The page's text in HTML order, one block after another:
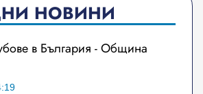
НОВИНИ
в България - Община